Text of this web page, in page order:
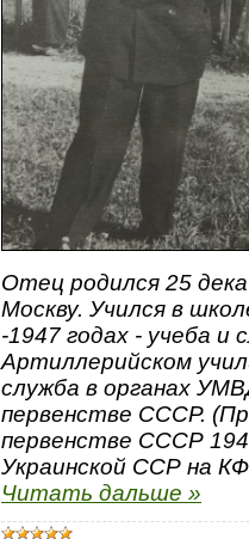
Отец родился 25
Москву. Учился в
-1947 годах - учеба
Артиллерийском
служба в органах
первенстве СССР.
первенстве СССР
Украинской ССР на
Читать дальше »